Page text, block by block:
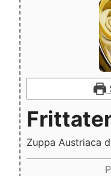
Zuppa Austriaca